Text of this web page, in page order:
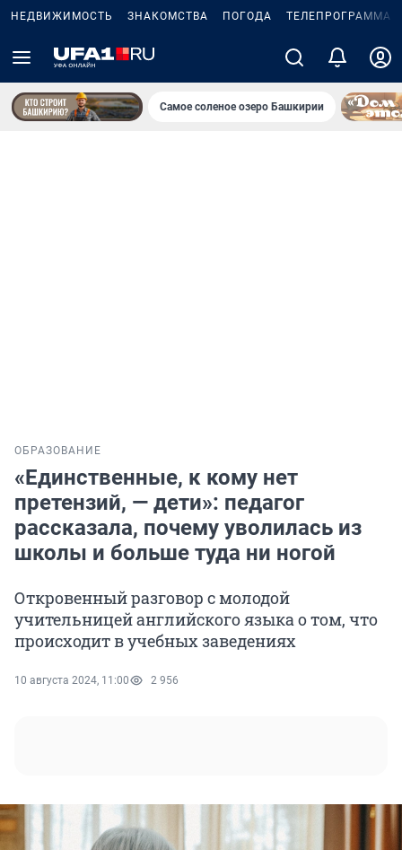
НЕДВИЖИМОСТЬ ЗНАКОМСТВА ПОГОДА ТЕЛЕПРОГРАММА
Самое соленое озеро Башкирии
ОБРАЗОВАНИЕ
«Единственные, к кому нет
претензий, — дети»: педагог
рассказала, почему уволилась из
школы и больше туда ни ногой
Откровенный разговор с молодой
учительницей английского языка о том, что
происходит в учебных заведениях
10 августа 2024, 11:00 2 956